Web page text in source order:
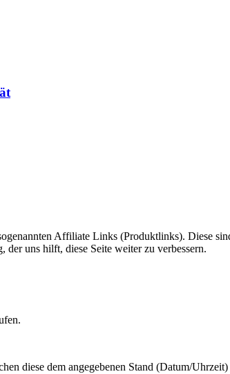
Affiliate Links (Produktlinks). Diese
uns hilft, diese Seite weiter zu verbessern.
diese dem angegebenen Stand (Datum/